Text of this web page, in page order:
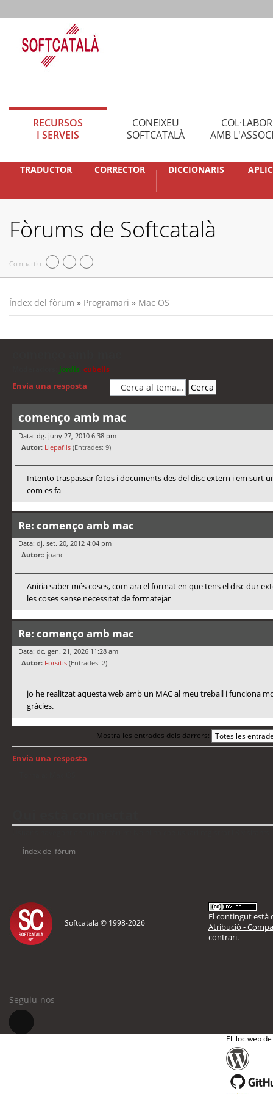
RECURSOS
I SERVEIS
CONEIXEU
SOFTCATALÀ
AMB
TRADUCTOR CORRECTOR DICCIONARIS
Fòrums de Softcatalà
Compartiu
Índex del fòrum » Programari » Mac OS
jordis cubells
Envia una resposta
començo amb mac
Data: dg. juny 27, 2010 6:38 pm
Autor: Llepafils (Entrades: 9)
Intento traspassar fotos i documents des del disc extern i em surt
com es fa
Re: començo amb mac
Data: dj. set. 20, 2012 4:04 pm
Autor:: joanc
Aniria saber més coses, com ara el format en que tens el disc dur
les coses sense necessitat de formatejar
Re: començo amb mac
Data: dc. gen. 21, 2026 11:28 am
Autor: Forsitis (Entrades: 2)
jo he realitzat aquesta web amb un MAC al meu treball i funciona
gràcies.
Mostra les entrades dels darrers:
Envia una resposta
Índex del fòrum
Softcatalà © 1998-2026
El contingut està
Atribució -
contrari.
Seguiu-nos
El lloc web